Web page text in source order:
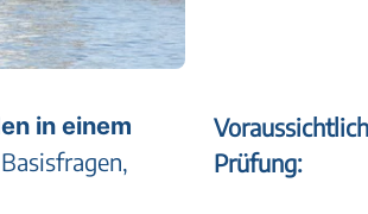
in einem
Basisfragen,
Prüfung: